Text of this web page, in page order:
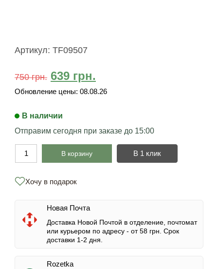
Артикул: TF09507
750грн. 639 грн.
Обновление цены: 08.08.26
В наличии
Отправим сегодня при заказе до 15:00
В корзину В 1 клик
Хочу в подарок
Новая Почта
Доставка Новой Почтой в отделение, почтомат
или курьером по адресу - от 58 грн. Срок
доставки 1-2 дня.
Rozetka